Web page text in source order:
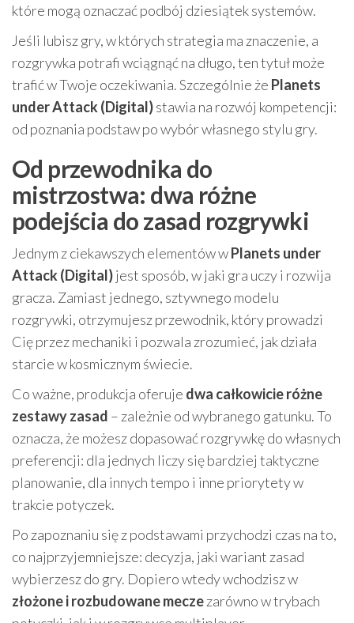
które mogą oznaczać podbój dziesiątek systemów.
Jeśli lubisz gry, w których strategia ma znaczenie, a
rozgrywka potrafi wciągnąć na długo, ten tytuł może
trafić w Twoje oczekiwania. Szczególnie że Planets
under Attack (Digital)stawia na rozwój kompetencji:
od poznania podstaw po wybór własnego stylu gry.
Od przewodnika do
mistrzostwa: dwa różne
podejścia do zasad rozgrywki
Jednym z ciekawszych elementów wPlanets under
Attack (Digital)jest sposób, w jaki gra uczy i rozwija
gracza. Zamiast jednego, sztywnego modelu
rozgrywki, otrzymujesz przewodnik, który prowadzi
Cię przez mechaniki i pozwala zrozumieć, jak działa
starcie w kosmicznym świecie.
Co ważne, produkcja oferuje dwa całkowicie różne
zestawy zasad – zależnie od wybranego gatunku. To
oznacza, że możesz dopasować rozgrywkę do własnych
preferencji: dla jednych liczy się bardziej taktyczne
planowanie, dla innych tempo i inne priorytety w
trakcie potyczek.
Po zapoznaniu się z podstawami przychodzi czas na to,
co najprzyjemniejsze: decyzja, jaki wariant zasad
wybierzesz do gry. Dopiero wtedy wchodzisz w
złożone i rozbudowane meczezarówno w trybach